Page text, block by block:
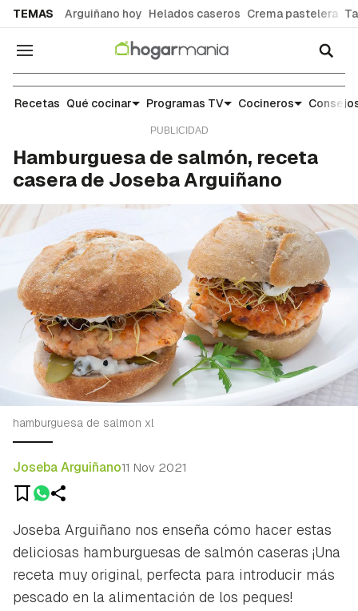
TEMAS Arguiñano hoy Helados caseros Crema pastelera
Navegación
Recetas
Recetas Qué cocinar Programas TV Cocineros
Hamburguesa de salmón, receta
casera de Joseba Arguiñano
hamburguesa de salmon xl
Joseba Arguiñano11 Nov 2021
Joseba Arguiñano nos enseña cómo hacer estas
deliciosas hamburguesas de salmón caseras ¡Una
receta muy original, perfecta para introducir más
pescado en la alimentación de los peques!